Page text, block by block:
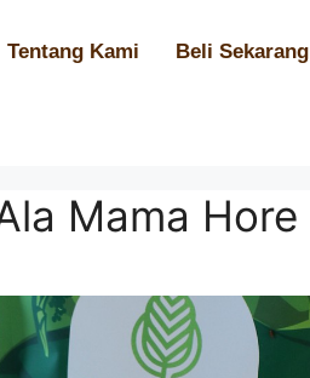
Tentang Kami Beli Sekarang
Mama Hore